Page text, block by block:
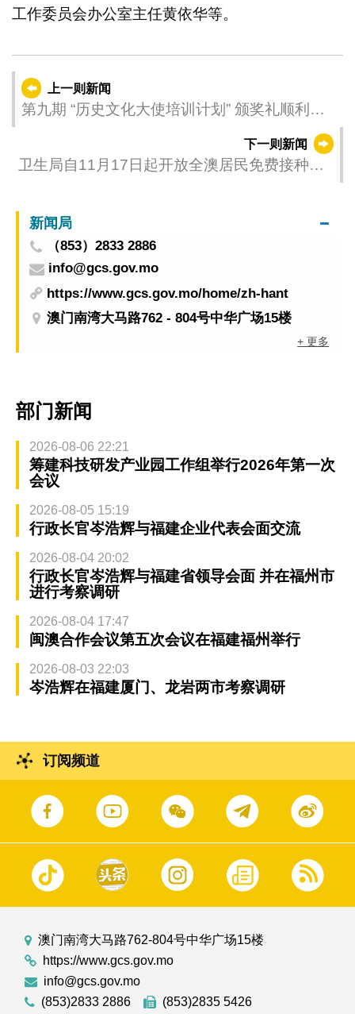
工作委员会办公室主任黄依华等。
上一则新闻
第九期 “历史文化大使培训计划” 颁奖礼顺利举
下一则新闻
卫生局自11月17日起开放全澳居民免费接种
新闻局
（853）2833 2886
info@gcs.gov.mo
https://www.gcs.gov.mo/home/zh-hant
澳门南湾大马路762 - 804号中华广场15楼
+ 更多
部门新闻
2026-08-06 22:21
筹建科技研发产业园工作组举行2026年第一次
会议
2026-08-05 15:19
行政长官岑浩辉与福建企业代表会面交流
2026-08-04 20:02
行政长官岑浩辉与福建省领导会面 并在福州市
进行考察调研
2026-08-04 17:47
闽澳合作会议第五次会议在福建福州举行
2026-08-03 22:03
岑浩辉在福建厦门、龙岩两市考察调研
订阅频道
澳门南湾大马路762-804号中华广场15楼
https://www.gcs.gov.mo
info@gcs.gov.mo
(853)2833 2886
(853)2835 5426